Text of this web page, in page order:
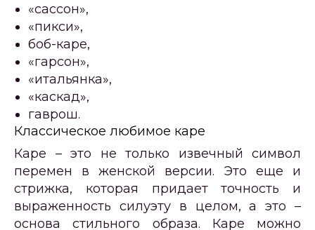
«сассон»,
«пикси»,
боб-каре,
«гарсон»,
«итальянка»,
«каскад»,
гаврош.
Классическое любимое каре
Каре – это не только извечный символ
перемен в женской версии. Это еще и
стрижка, которая придает точность и
выраженность силуэту в целом, а это –
основа стильного образа. Каре можно